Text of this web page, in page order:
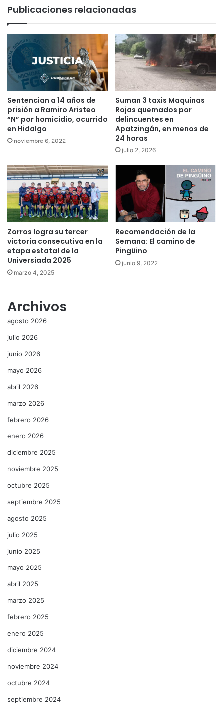
Publicaciones relacionadas
Sentencian a 14 años de
prisión a Ramiro Aristeo
“N” por homicidio, ocurrido
en Hidalgo
noviembre 6, 2022
Suman 3 taxis Maquinas
Rojas quemados por
delincuentes en
Apatzingán, en menos de
24 horas
julio 2, 2026
Zorros logra su tercer
victoria consecutiva en la
etapa estatal de la
Universiada 2025
marzo 4, 2025
Recomendación de la
Semana: El camino de
Pingüino
junio 9, 2022
Archivos
agosto 2026
julio 2026
junio 2026
mayo 2026
abril 2026
marzo 2026
febrero 2026
enero 2026
diciembre 2025
noviembre 2025
octubre 2025
septiembre 2025
agosto 2025
julio 2025
junio 2025
mayo 2025
abril 2025
marzo 2025
febrero 2025
enero 2025
diciembre 2024
noviembre 2024
octubre 2024
septiembre 2024